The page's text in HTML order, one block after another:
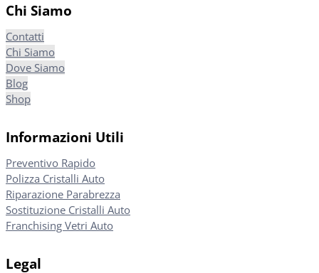
Chi Siamo
Contatti
Chi Siamo
Dove Siamo
Blog
Shop
Informazioni Utili
Preventivo Rapido
Polizza Cristalli Auto
Riparazione Parabrezza
Sostituzione Cristalli Auto
Franchising Vetri Auto
Legal